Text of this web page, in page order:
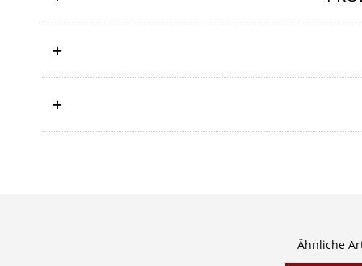
Ähnliche